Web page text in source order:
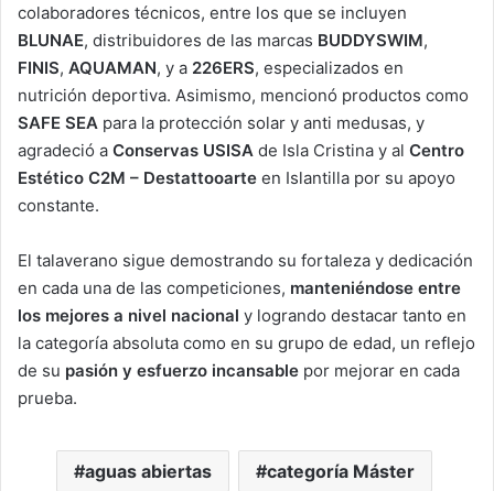
colaboradores técnicos, entre los que se incluyen
BLUNAE, distribuidores de las marcas BUDDYSWIM,
FINIS, AQUAMAN, y a 226ERS, especializados en
nutrición deportiva. Asimismo, mencionó productos como
SAFE SEA para la protección solar y anti medusas, y
agradeció a Conservas USISA de Isla Cristina y al Centro
Estético C2M – Destattooarte en Islantilla por su apoyo
constante.
El talaverano sigue demostrando su fortaleza y dedicación
en cada una de las competiciones, manteniéndose entre
los mejores a nivel nacional y logrando destacar tanto en
la categoría absoluta como en su grupo de edad, un reflejo
de su pasión y esfuerzo incansable por mejorar en cada
prueba.
aguas abiertas categoría Máster